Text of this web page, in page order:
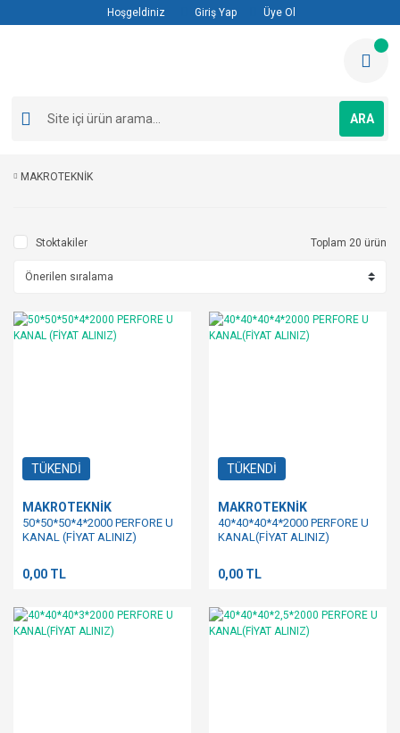
Hoşgeldiniz Giriş Yap Üye Ol
ARA
MAKROTEKNİK
Stoktakiler Toplam 20 ürün
TÜKENDİ
MAKROTEKNİK
50*50*50*4*2000 PERFORE U
KANAL (FİYAT ALINIZ)
0,00 TL
TÜKENDİ
MAKROTEKNİK
40*40*40*4*2000 PERFORE U
KANAL(FİYAT ALINIZ)
0,00 TL